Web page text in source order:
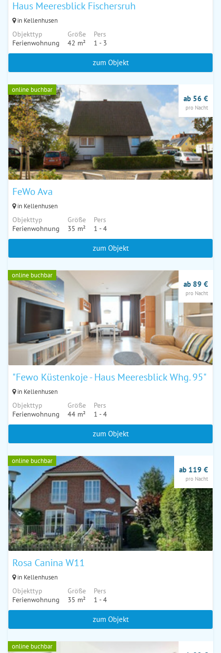
Haus Meeresblick Fischersruh
in Kellenhusen
Objekttyp
Ferienwohnung
Größe
42 m²
Pers
1 - 3
zum Objekt
online buchbar
FeWo Ava
in Kellenhusen
Objekttyp
Ferienwohnung
Größe
35 m²
Pers
1 - 4
ab 56 €
pro Nacht
zum Objekt
online buchbar
"Fewo Küstenkoje - Haus Meeresblick Whg. 95"
in Kellenhusen
Objekttyp
Ferienwohnung
Größe
44 m²
Pers
1 - 4
ab 89 €
pro Nacht
zum Objekt
online buchbar
Rosa Canina W11
in Kellenhusen
Objekttyp
Ferienwohnung
Größe
35 m²
Pers
1 - 4
ab 119 €
pro Nacht
zum Objekt
online buchbar